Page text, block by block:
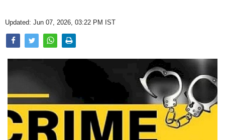
Photo Gallery
Home
Updated: Jun 07, 2026, 03:22 PM IST